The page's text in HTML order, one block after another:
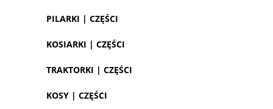
PILARKI | CZĘŚCI
KOSIARKI | CZĘŚCI
TRAKTORKI | CZĘŚCI
KOSY | CZĘŚCI